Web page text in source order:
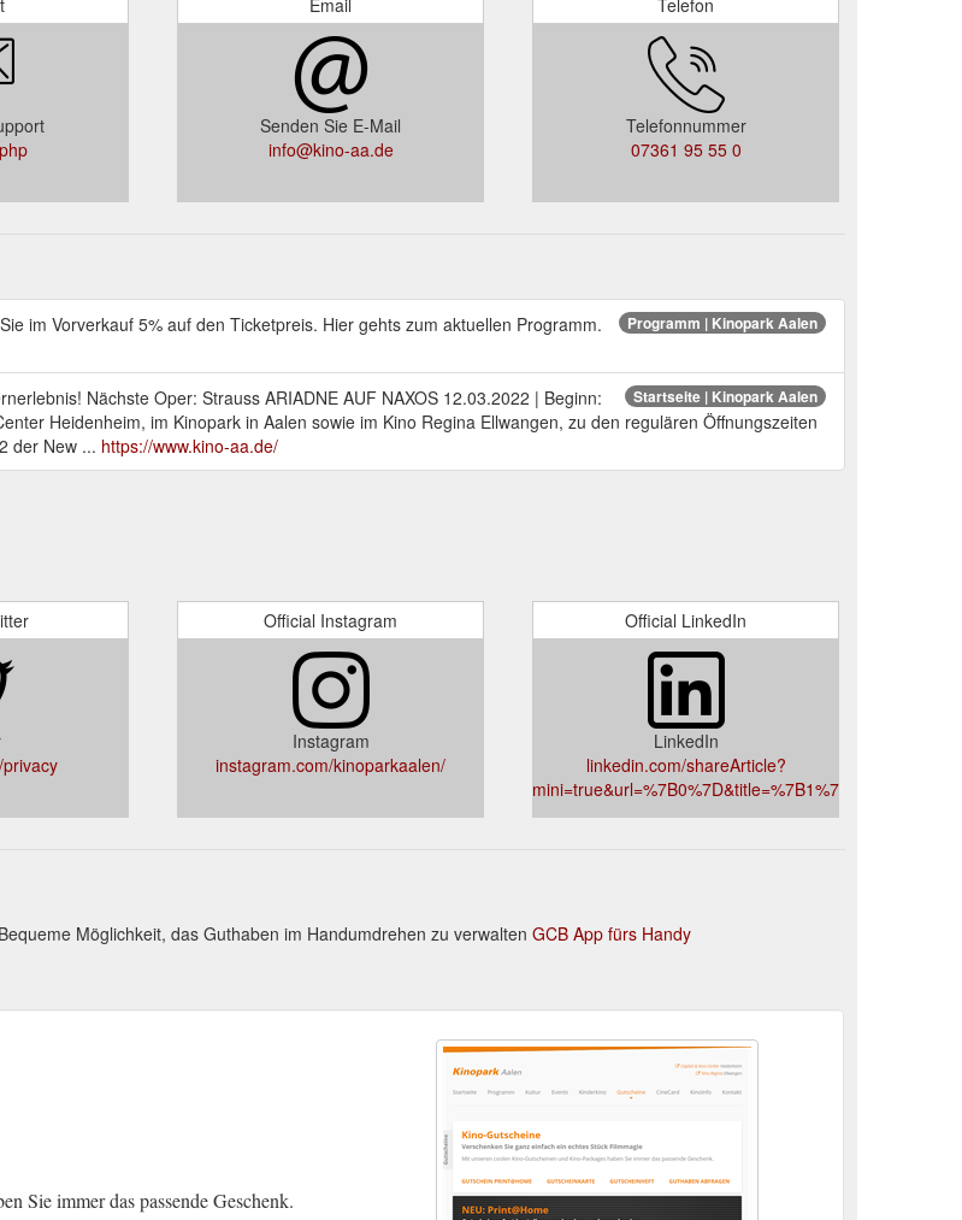
Senden Sie E-Mail
info@kino-aa.de
Telefonnummer
07361 95 55 0
Programm | Kinopark Aalen
im Vorverkauf 5% auf den Ticketpreis. Hier gehts zum aktuellen Programm.
Startseite | Kinopark Aalen
Nächste Oper: Strauss ARIADNE AUF NAXOS 12.03.2022 | Beginn:
Heidenheim, im Kinopark in Aalen sowie im Kino Regina Ellwangen, zu den regulären Öffnungszeiten
der New ... https://www.kino-aa.de/
Official Instagram
Instagram
instagram.com/kinoparkaalen/
Official LinkedIn
LinkedIn
linkedin.com/shareArticle?
mini=true&url=%7B0%7D&title=%7B1%7D
Möglichkeit, das Guthaben im Handumdrehen zu verwalten GCB App fürs Handy
Sie immer das passende Geschenk.